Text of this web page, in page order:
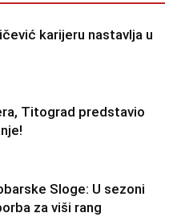
karijeru nastavlja u
Titograd predstavio
Sloge: U sezoni
za viši rang